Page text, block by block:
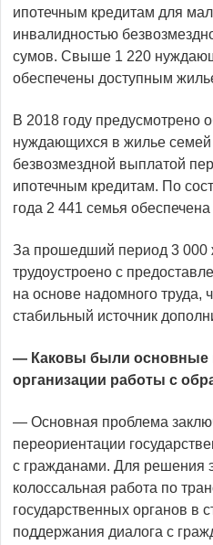
ипотечным кредитам для
инвалидностью
сумов. Свыше 1 220
обеспечены доступным
В 2018 году предусмотрено
нуждающихся в жилье семей
безвозмездной выплатой
ипотечным кредитам. По
года 2 441 семья
За прошедший период 3 000
трудоустроено с
на основе надомного труда,
стабильный источник
— Каковы были основные
организации работы с
— Основная проблема
переориентации
с гражданами. Для решения
колоссальная работа по
государственных органов в
поддержания диалога с